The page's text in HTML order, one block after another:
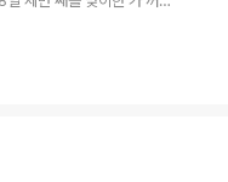
한 기호 상품을 넘어, 이제
의 의견을 빌어, 나르시시